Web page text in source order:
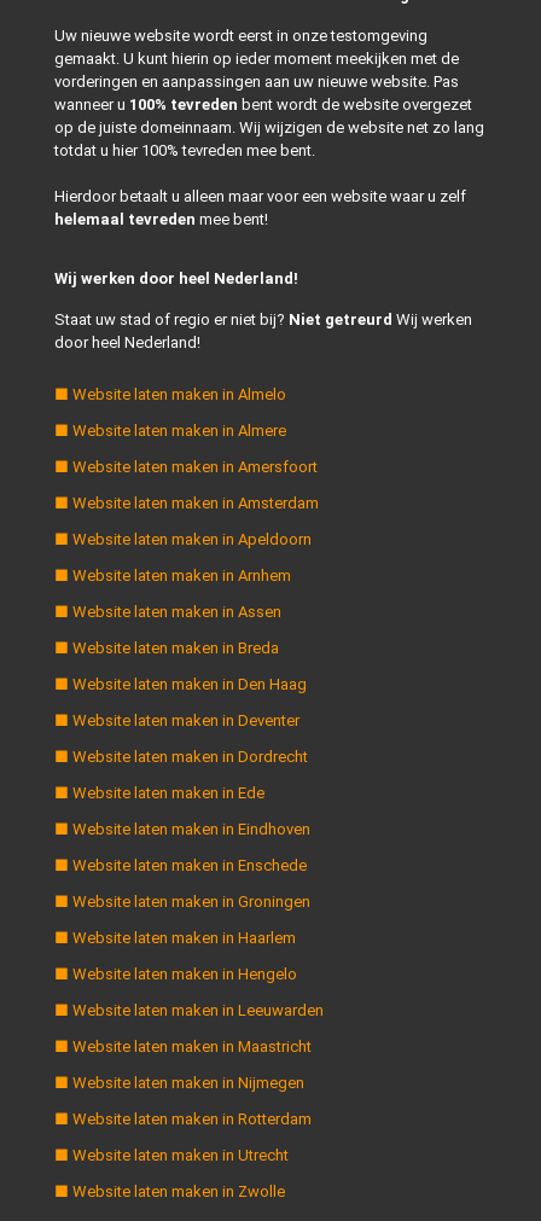
Uw nieuwe website wordt eerst in onze testomgeving
gemaakt. U kunt hierin op ieder moment meekijken met de
vorderingen en aanpassingen aan uw nieuwe website. Pas
wanneer u 100% tevreden bent wordt de website overgezet
op de juiste domeinnaam. Wij wijzigen de website net zo lang
totdat u hier 100% tevreden mee bent.
Hierdoor betaalt u alleen maar voor een website waar u zelf
helemaal tevreden mee bent!
Wij werken door heel Nederland!
Staat uw stad of regio er niet bij? Niet getreurd Wij werken
door heel Nederland!
■ Website laten maken in Almelo
■ Website laten maken in Almere
■ Website laten maken in Amersfoort
■ Website laten maken in Amsterdam
■ Website laten maken in Apeldoorn
■ Website laten maken in Arnhem
■ Website laten maken in Assen
■ Website laten maken in Breda
■ Website laten maken in Den Haag
■ Website laten maken in Deventer
■ Website laten maken in Dordrecht
■ Website laten maken in Ede
■ Website laten maken in Eindhoven
■ Website laten maken in Enschede
■ Website laten maken in Groningen
■ Website laten maken in Haarlem
■ Website laten maken in Hengelo
■ Website laten maken in Leeuwarden
■ Website laten maken in Maastricht
■ Website laten maken in Nijmegen
■ Website laten maken in Rotterdam
■ Website laten maken in Utrecht
■ Website laten maken in Zwolle